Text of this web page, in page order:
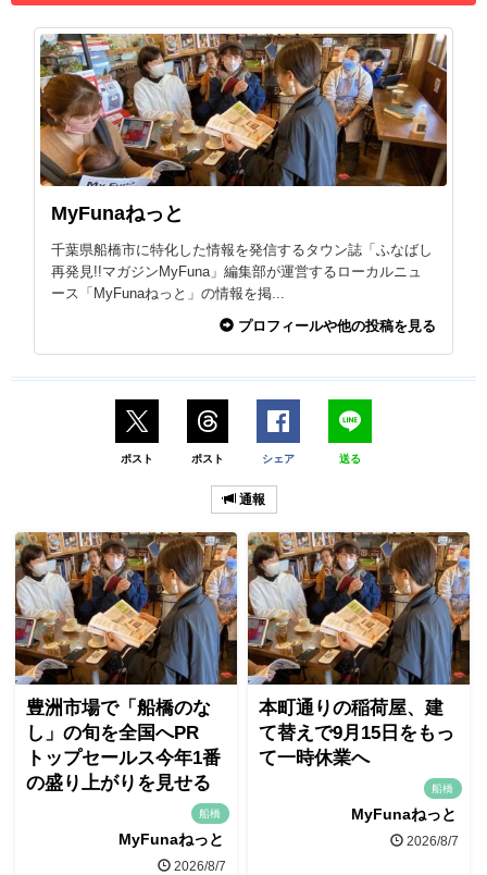
MyFunaねっと
千葉県船橋市に特化した情報を発信するタウン誌「ふなばし
再発見!!マガジンMyFuna」編集部が運営するローカルニュ
ース「MyFunaねっと」の情報を掲...
プロフィールや他の投稿を見る
ポスト ポスト シェア 送る
通報
豊洲市場で「船橋のな
し」の旬を全国へPR
トップセールス今年1番
の盛り上がりを見せる
船橋
MyFunaねっと
2026/8/7
本町通りの稲荷屋、建
て替えで9月15日をもっ
て一時休業へ
船橋
MyFunaねっと
2026/8/7